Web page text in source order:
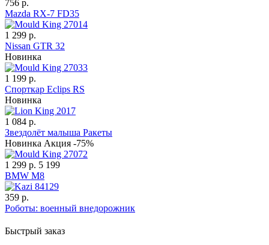
756 р.
Mazda RX-7 FD35
1 299 р.
Nissan GTR 32
Новинка
1 199 р.
Спорткар Eclips RS
Новинка
1 084 р.
Звездолёт малыша Ракеты
Новинка Акция -75%
1 299 р. 5 199
BMW M8
359 р.
Роботы: военный внедорожник
Быстрый заказ